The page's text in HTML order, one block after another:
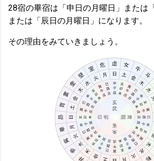
28宿の畢宿は「申日の月曜日」または
または「辰日の月曜日」になります。
その理由をみていきましょう。